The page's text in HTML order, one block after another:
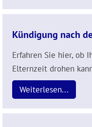
Kündigung nach
Erfahren Sie hier, ob
Elternzeit drohen
Weiterlesen...